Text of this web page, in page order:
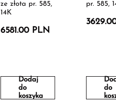
ze złota pr. 585,
14K
6581.00 PLN
Dodaj
do
koszyka
pr. 585,
do